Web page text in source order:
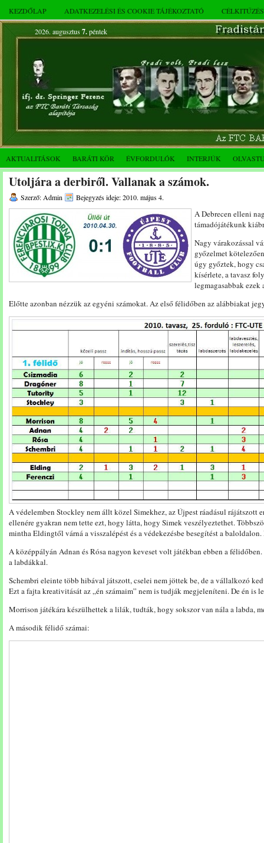
KEZDŐLAP ADATKEZELÉSI ÉS COOKIE TÁJÉKOZTATÓ
2026. augusztus 7.péntek
AKTUALITÁSOK BARÁTI KÖR ÉVFORDULÓK INTERJÚK
Utoljára a derbiről. Vallanak a számok.
Szerző: Admin Bejegyzés ideje: 2010. május 4.
A Debrecen elleni
támadójátékunk
Nagy várakozással
győzelmet
úgy győztek, hogy
kísérlete, a tavasz
legmagasabbak ezek
Előtte azonban nézzük az egyéni számokat. Az első félidőben az alábbiakat
A védelemben Stockley nem állt közel Simekhez, az Újpest ráadásul rájátszott
ellenére gyakran nem tette ezt, hogy látta, hogy Simek veszélyeztethet.
mintha Eldingtől várná a visszalépést és a védekezésbe besegítést a
A középpályán Adnan és Rósa nagyon keveset volt játékban ebben a
a labdákkal.
Schembri eleinte több hibával játszott, cselei nem jöttek be, de a vállalkozó
Ezt a fajta kreativitását az „én számaim” nem is tudják megjeleníteni. De én
Morrison játékára készülhettek a lilák, tudták, hogy sokszor van nála a labda,
A második félidő számai: